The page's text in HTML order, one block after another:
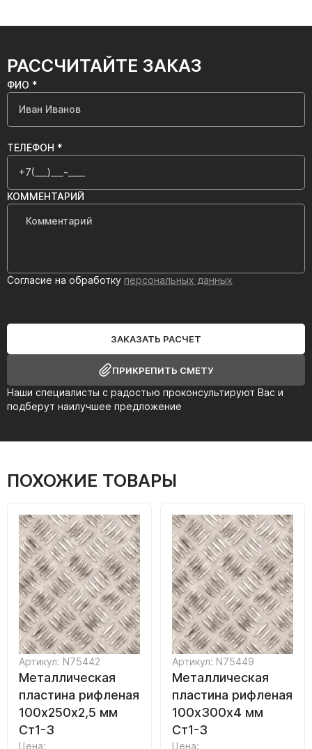
РАССЧИТАЙТЕ ЗАКАЗ
Наши специалисты с радостью проконсультируют Вас и
подберут наилучшее предложение
ФИО *
ТЕЛЕФОН *
КОММЕНТАРИЙ
Согласие на обработку персональных данных
ЗАКАЗАТЬ РАСЧЕТ
ПРИКРЕПИТЬ СМЕТУ
ПОХОЖИЕ ТОВАРЫ
Артикул: N75442
Металлическая
пластина рифленая
100х250х2,5 мм
Ст1-3
Цена:
Артикул: N75449
Металлическая
пластина рифленая
100х300х4 мм
Ст1-3
Цена: